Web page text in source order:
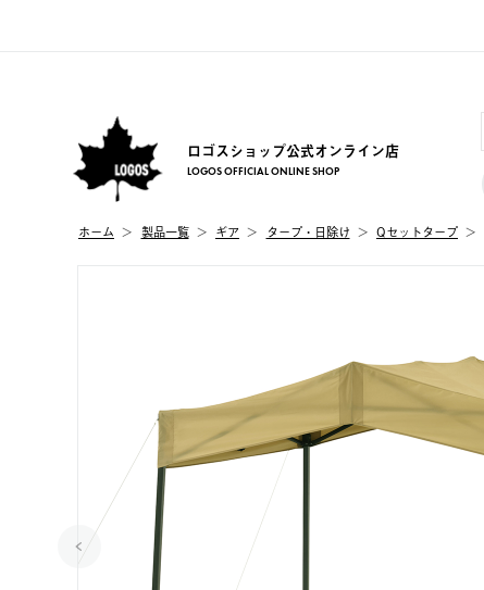
ロゴスショップ公式オンライン店
LOGOS OFFICIAL ONLINE SHOP
ホーム 製品⼀覧 ギア タープ・日除け Qセットタープ